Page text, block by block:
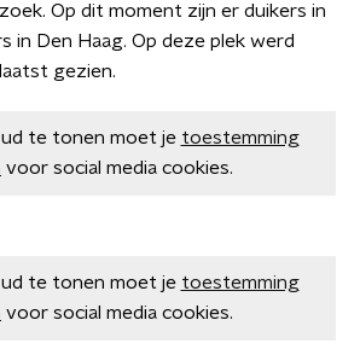
Op dit moment zijn er duikers in
Den Haag. Op deze plek werd
gezien.
te tonen moet je toestemming
voor social media cookies.
te tonen moet je toestemming
voor social media cookies.